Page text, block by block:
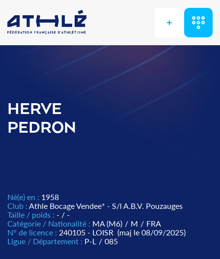
+
HERVE
PEDRON
Né(e) en : 1958
Club : Athle Bocage Vendee* - S/l A.B.V. Pouzauges
Taille / poids : - / -
Catégorie / Nationalité : MA (M6) / M / FRA
N° de licence : 240105 - LOISR (maj le 08/09/2025)
Ligue / Département : P-L / 085